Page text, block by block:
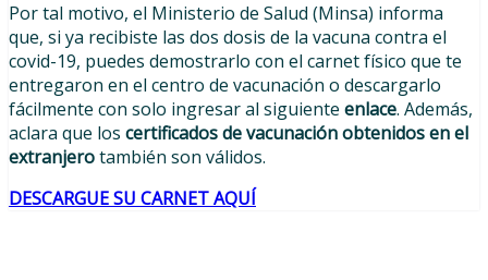
Por tal motivo, el Ministerio de Salud (Minsa) informa
que, si ya recibiste las dos dosis de la vacuna contra el
covid-19, puedes demostrarlo con el carnet físico que te
entregaron en el centro de vacunación o descargarlo
fácilmente con solo ingresar al siguiente enlace. Además,
aclara que los certificados de vacunación obtenidos en el
extranjerotambién son válidos.
DESCARGUE SU CARNET AQUÍ